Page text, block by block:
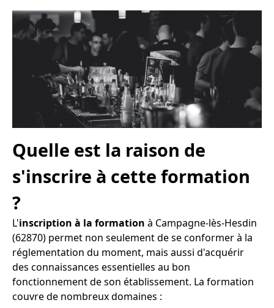
Quelle est la raison de
s'inscrire à cette formation
?
L'inscription à la formation à Campagne-lès-Hesdin
(62870) permet non seulement de se conformer à la
réglementation du moment, mais aussi d'acquérir
des connaissances essentielles au bon
fonctionnement de son établissement. La formation
couvre de nombreux domaines :